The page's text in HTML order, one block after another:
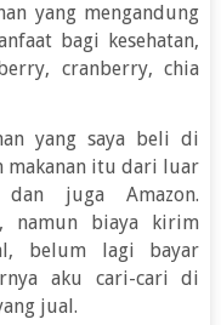
yang mengandung
bagi kesehatan,
cranberry, chia
yang saya beli di
makanan itu dari luar
juga Amazon.
namun biaya kirim
belum lagi bayar
aku cari-cari di
jual.